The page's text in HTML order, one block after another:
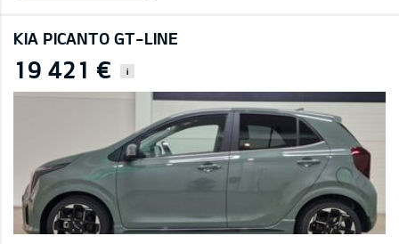
KIA PICANTO GT-LINE
19 421 € i